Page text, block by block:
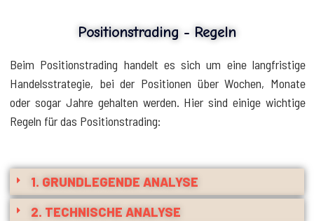
Positionstrading - Regeln
Beim Positionstrading handelt es sich um eine langfristige
Handelsstrategie, bei der Positionen über Wochen, Monate
oder sogar Jahre gehalten werden. Hier sind einige wichtige
Regeln für das Positionstrading:
1. GRUNDLEGENDE ANALYSE
2. TECHNISCHE ANALYSE